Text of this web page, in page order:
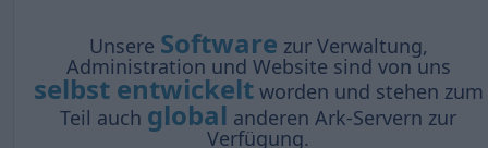
Unsere Software zur Verwaltung,
Administration und Website sind von uns
selbst entwickeltworden und stehen zum
Teil auch global anderen Ark-Servern zur
Verfügung.